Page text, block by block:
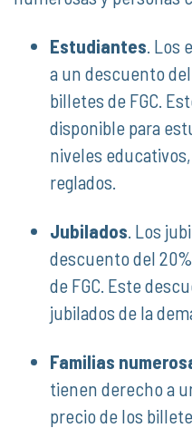
Estudiantes .
a un descuento
billetes de FGC.
disponible para
niveles
reglados.
Jubilados . Los
descuento del
de FGC. Este
jubilados de la
Familias
tienen derecho a
precio de los